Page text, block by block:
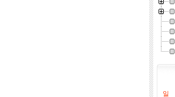
일